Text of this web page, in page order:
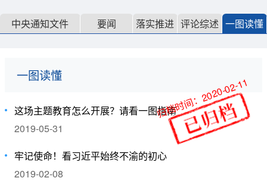
中央通知文件 要闻 落实推进 评论综述 一图读懂
一图读懂
这场主题教育怎么开展？请看一图指南
2019-05-31
牢记使命！看习近平始终不渝的初心
2019-02-08
归档时间：2020-02-11